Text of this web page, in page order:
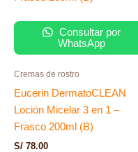
Consultar por
WhatsApp
Cremas de rostro
Eucerin DermatoCLEAN
Loción Micelar 3 en 1 –
Frasco 200ml (B)
S/ 78.00